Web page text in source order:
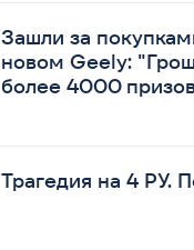
Зашли за
новом Geely:
более 4000
Трагедия на 4 РУ.